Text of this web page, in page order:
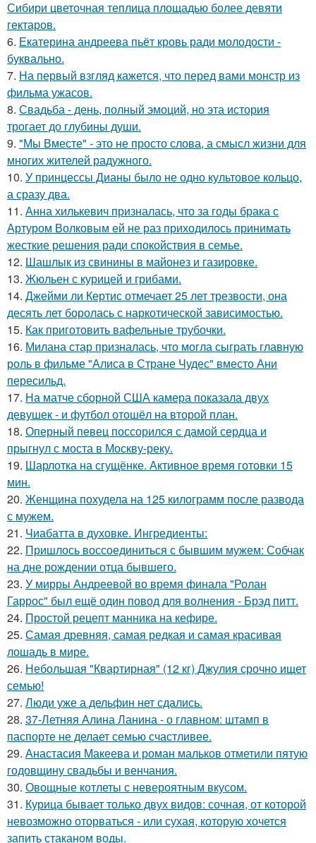
Сибири цветочная теплица площадью более девяти
гектаров.
6. Екатерина андреева пьёт кровь ради молодости -
буквально.
7. На первый взгляд кажется, что перед вами монстр из
фильма ужасов.
8. Свадьба - день, полный эмоций, но эта история
трогает до глубины души.
9. "Мы Вместе" - это не просто слова, а смысл жизни для
многих жителей радужного.
10. У принцессы Дианы было не одно культовое кольцо,
а сразу два.
11. Анна хилькевич призналась, что за годы брака с
Артуром Волковым ей не раз приходилось принимать
жесткие решения ради спокойствия в семье.
12. Шашлык из свинины в майонез и газировке.
13. Жюльен с курицей и грибами.
14. Джейми ли Кертис отмечает 25 лет трезвости, она
десять лет боролась с наркотической зависимостью.
15. Как приготовить вафельные трубочки.
16. Милана стар призналась, что могла сыграть главную
роль в фильме "Алиса в Стране Чудес" вместо Ани
пересильд.
17. На матче сборной США камера показала двух
девушек - и футбол отошёл на второй план.
18. Оперный певец поссорился с дамой сердца и
прыгнул с моста в Москву-реку.
19. Шарлотка на сгущёнке. Активное время готовки 15
мин.
20. Женщина похудела на 125 килограмм после развода
с мужем.
21. Чиабатта в духовке. Ингредиенты:
22. Пришлось воссоединиться с бывшим мужем: Собчак
на дне рождении отца бывшего.
23. У мирры Андреевой во время финала "Ролан
Гаррос" был ещё один повод для волнения - Брэд питт.
24. Простой рецепт манника на кефире.
25. Самая древняя, самая редкая и самая красивая
лошадь в мире.
26. Небольшая "Квартирная" (12 кг) Джулия срочно ищет
семью!
27. Люди уже а дельфин нет сдались.
28. 37-Летняя Алина Ланина - о главном: штамп в
паспорте не делает семью счастливее.
29. Анастасия Макеева и роман мальков отметили пятую
годовщину свадьбы и венчания.
30. Овощные котлеты с невероятным вкусом.
31. Курица бывает только двух видов: сочная, от которой
невозможно оторваться - или сухая, которую хочется
запить стаканом воды.